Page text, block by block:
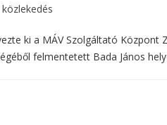
közlekedés
ki a MÁV Szolgáltató Központ
felmentetett Bada János